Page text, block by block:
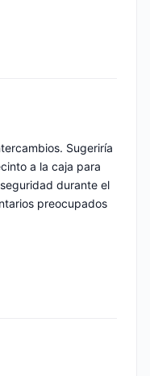
Sugeriría
a la caja para
durante el
preocupados